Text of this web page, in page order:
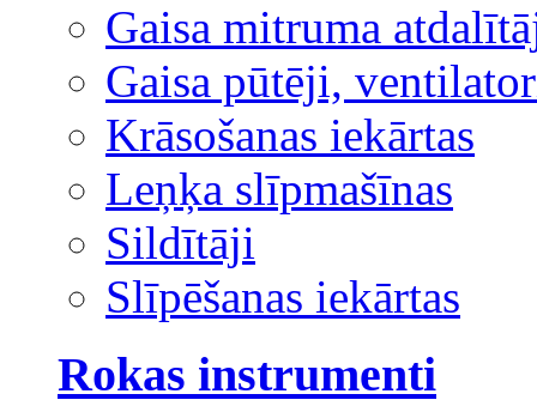
Gaisa mitruma
Gaisa pūtēji,
Krāsošanas iekārtas
Leņķa slīpmašīnas
Sildītāji
Slīpēšanas iekārtas
Rokas instrumenti